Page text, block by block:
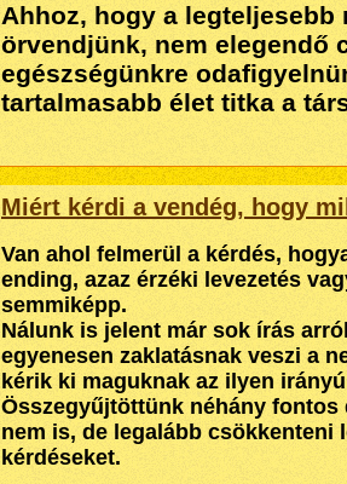
Ahhoz, hogy a legteljesebb
örvendjünk, nem elegendő
egészségünkre
tartalmasabb élet titka a
Miért kérdi a vendég, hogy
Van ahol felmerül a kérdés,
ending, azaz érzéki levezetés
semmiképp.
Nálunk is jelent már sok írás
egyenesen zaklatásnak veszi a
kérik ki maguknak az ilyen
Összegyűjtöttünk néhány
nem is, de legalább csökkenteni
kérdéseket.